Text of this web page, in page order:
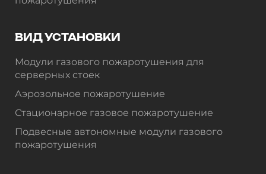
ВИД УСТАНОВКИ
Модули газового пожаротушения для
серверных стоек
Аэрозольное пожаротушение
Стационарное газовое пожаротушение
Подвесные автономные модули газового
пожаротушения